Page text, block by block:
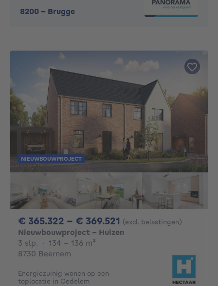
8200 - Brugge
NIEUWBOUWPROJECT
€ 365.322 - € 369.521 Van 365322€ Tot
(excl. belastingen)
Nieuwbouwproject - Huizen
3 slp. 3 slaapkamers
· 134 - 136 m²
8730 Beernem
Energiezuinig wonen op een
toplocatie in Oedelem